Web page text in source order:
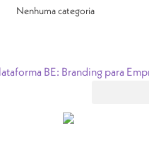
Nenhuma categoria